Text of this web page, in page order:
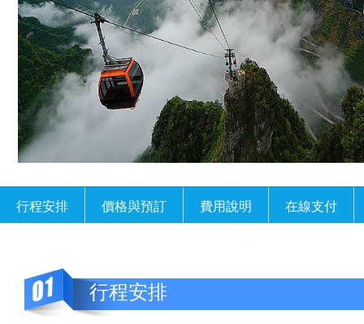
行程安排 價格與預訂 費用說明 在線支付
行程安排